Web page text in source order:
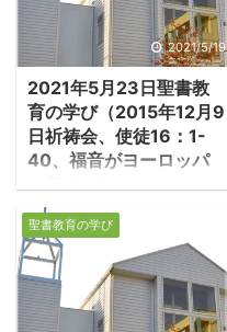
2021/5/19
2021年5月23日聖書教
育の学び（2015年12月9
日祈祷会、使徒16：1-
40、福音がヨーロッパ
1.テモテ、ルカ、伝道
旅行に加わる ・パウロ
は二度目の伝道旅行で、
テモテに出会い、彼を弟
子とする。テモテはギリ
聖書教育の学び